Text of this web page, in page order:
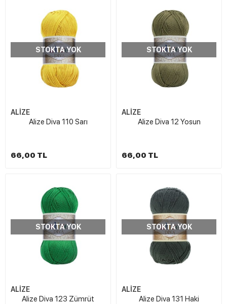
STOKTA YOK
ALİZE
Alize Diva 110 Sarı
66,00 TL
STOKTA YOK
ALİZE
Alize Diva 12 Yosun
66,00 TL
STOKTA YOK
ALİZE
Alize Diva 123 Zümrüt
STOKTA YOK
ALİZE
Alize Diva 131 Haki